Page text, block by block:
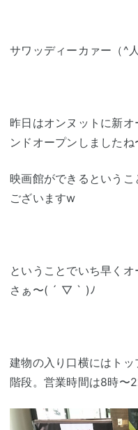
サワッディーカァー（^人
昨日はオンヌットに新
ンドオープンしましたね
映画館ができるという
ございますw
ということでいち早く
さぁ〜( ´ ▽ ` )ﾉ
建物の入り口横にはトッ
階段。営業時間は8時〜